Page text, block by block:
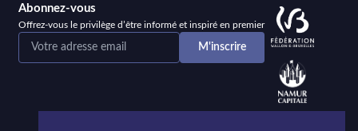
Abonnez-vous
Offrez-vous le privilège d’être informé et inspiré en premier